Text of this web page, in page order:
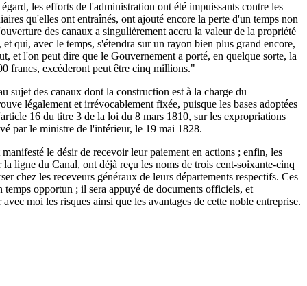
les efforts de l'administration ont été impuissants contre les
qu'elles ont entraînés, ont ajouté encore la perte d'un temps non
des canaux a singulièrement accru la valeur de la propriété
qui, avec le temps, s'étendra sur un rayon bien plus grand encore,
et l'on peut dire que le Gouvernement a porté, en quelque sorte, la
francs, excéderont peut être cinq millions."
sujet des canaux dont la construction est à la charge du
légalement et irrévocablement fixée, puisque les bases adoptées
16 du titre 3 de la loi du 8 mars 1810, sur les expropriations
par le ministre de l'intérieur, le 19 mai 1828.
le désir de recevoir leur paiement en actions ; enfin, les
ligne du Canal, ont déjà reçu les noms de trois cent-soixante-cinq
chez les receveurs généraux de leurs départements respectifs. Ces
temps opportun ; il sera appuyé de documents officiels, et
moi les risques ainsi que les avantages de cette noble entreprise.